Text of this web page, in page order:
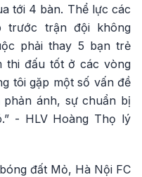
tới 4 bàn. Thể lực các
trước trận đội không
phải thay 5 bạn trẻ
thi đấu tốt ở các vòng
tôi gặp một số vấn đề
ánh, sự chuẩn bị
- HLV Hoàng Thọ lý
đất Mỏ, Hà Nội FC